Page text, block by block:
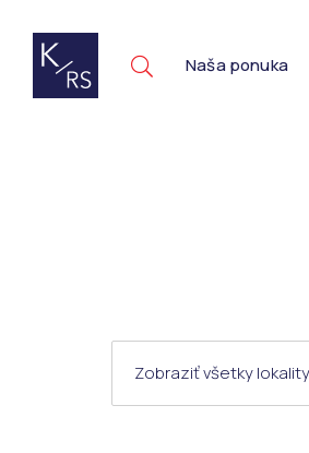
Naša ponuka